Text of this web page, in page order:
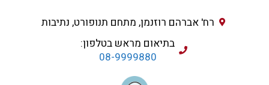
רח' אברהם רוזנמן, מתחם תנופורט, נתיבות
בתיאום מראש בטלפון:
08-9999880